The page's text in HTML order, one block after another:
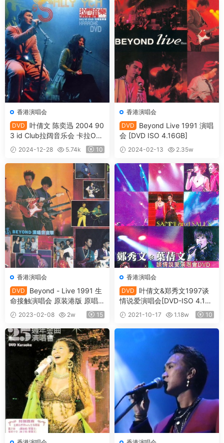
香港演唱会
DVD
叶倩文 陈奕迅 2004 90
3 id Club拉阔音乐会 卡拉OK
双视角 [DVD ISO 7.46GB]
2024-12-28 5.74k 10
香港演唱会
DVD
Beyond Live 1991 演唱
会 [DVD ISO 4.16GB]
2024-02-13
2.35w
香港演唱会
DVD
Beyond - Live 1991 生
命接触演唱会 原装港版 原唱
+卡拉OK [DVD ISO 4.13G]
2023-02-08 2w 15
香港演唱会
DVD
叶倩文&郑秀文1997谈
情说爱演唱会[DVD-ISO 4.18
GB]2021-10-17 1.18w 10